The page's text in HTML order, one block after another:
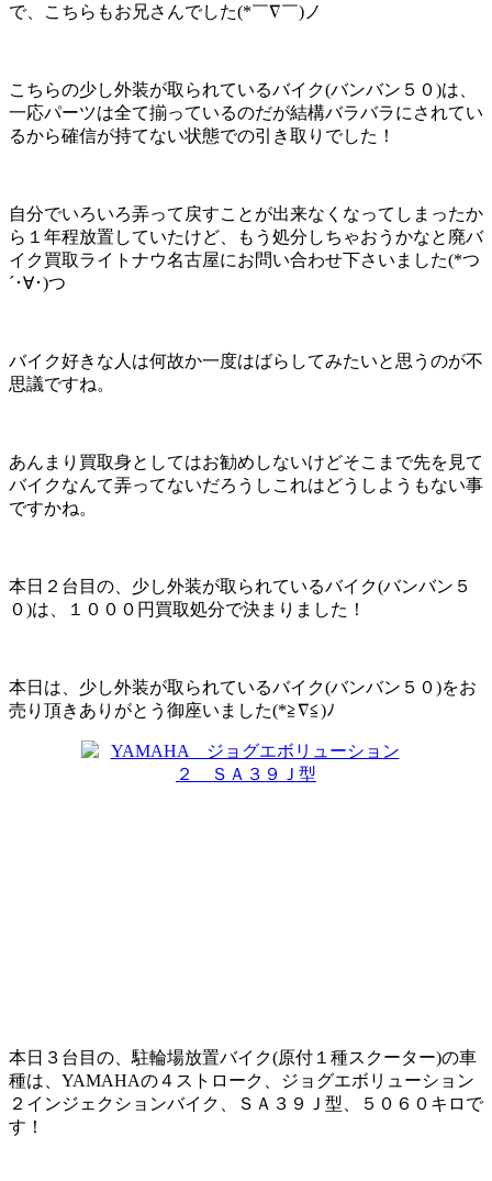
で、こちらもお兄さんでした(*￣∇￣)ノ
こちらの少し外装が取られているバイク(バンバン５０)は、
一応パーツは全て揃っているのだが結構バラバラにされてい
るから確信が持てない状態での引き取りでした！
自分でいろいろ弄って戻すことが出来なくなってしまったか
ら１年程放置していたけど、もう処分しちゃおうかなと廃バ
イク買取ライトナウ名古屋にお問い合わせ下さいました(*つ
´･∀･)つ
バイク好きな人は何故か一度はばらしてみたいと思うのが不
思議ですね。
あんまり買取身としてはお勧めしないけどそこまで先を見て
バイクなんて弄ってないだろうしこれはどうしようもない事
ですかね。
本日２台目の、少し外装が取られているバイク(バンバン５
０)は、１０００円買取処分で決まりました！
本日は、少し外装が取られているバイク(バンバン５０)をお
売り頂きありがとう御座いました(*≧∇≦)ﾉ
本日３台目の、駐輪場放置バイク(原付１種スクーター)の車
種は、YAMAHAの４ストローク、ジョグエボリューション
２インジェクションバイク、ＳＡ３９Ｊ型、５０６０キロで
す！